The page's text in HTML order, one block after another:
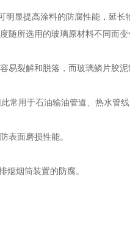
提高涂料的防腐性能，延长
随所选用的玻璃原材料不同而
裂解和脱落，而玻璃鳞片胶泥
用于石油输油管道、热水管线
表面磨损性能。
烟筒装置的防腐。